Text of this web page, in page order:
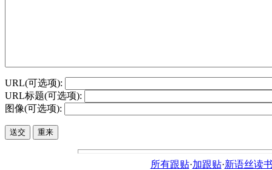
URL(可选项):
URL标题(可选项):
图像(可选项):
所有跟贴·加跟贴·新语丝读